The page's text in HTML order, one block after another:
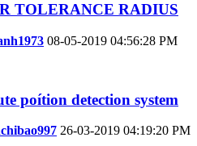
TOLERANCE RADIUS
08-05-2019 04:56:28 PM
poítion detection system
26-03-2019 04:19:20 PM